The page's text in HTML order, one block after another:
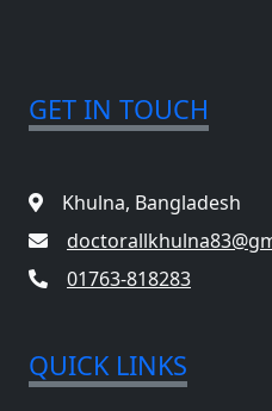
GET IN TOUCH
Khulna, Bangladesh
01763-818283
QUICK LINKS